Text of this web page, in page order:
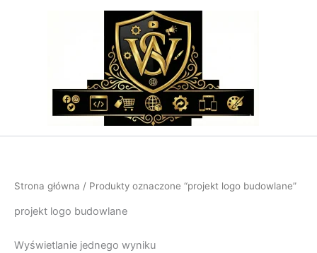
Strona główna / Produkty oznaczone “projekt logo budowlane”
projekt logo budowlane
Wyświetlanie jednego wyniku